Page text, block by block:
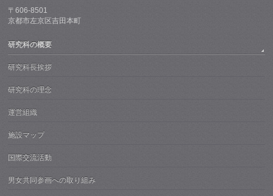
〒606-8501
京都市左京区吉田本町
研究科の概要
研究科長挨拶
研究科の理念
運営組織
施設マップ
国際交流活動
男女共同参画への取り組み